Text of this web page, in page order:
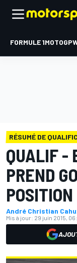
FORMULE 1MOTOGP
RÉSUMÉ DE
QUALIF -
PREND
POSITION
André Christian
Mis à jour: 29 juin 2015,